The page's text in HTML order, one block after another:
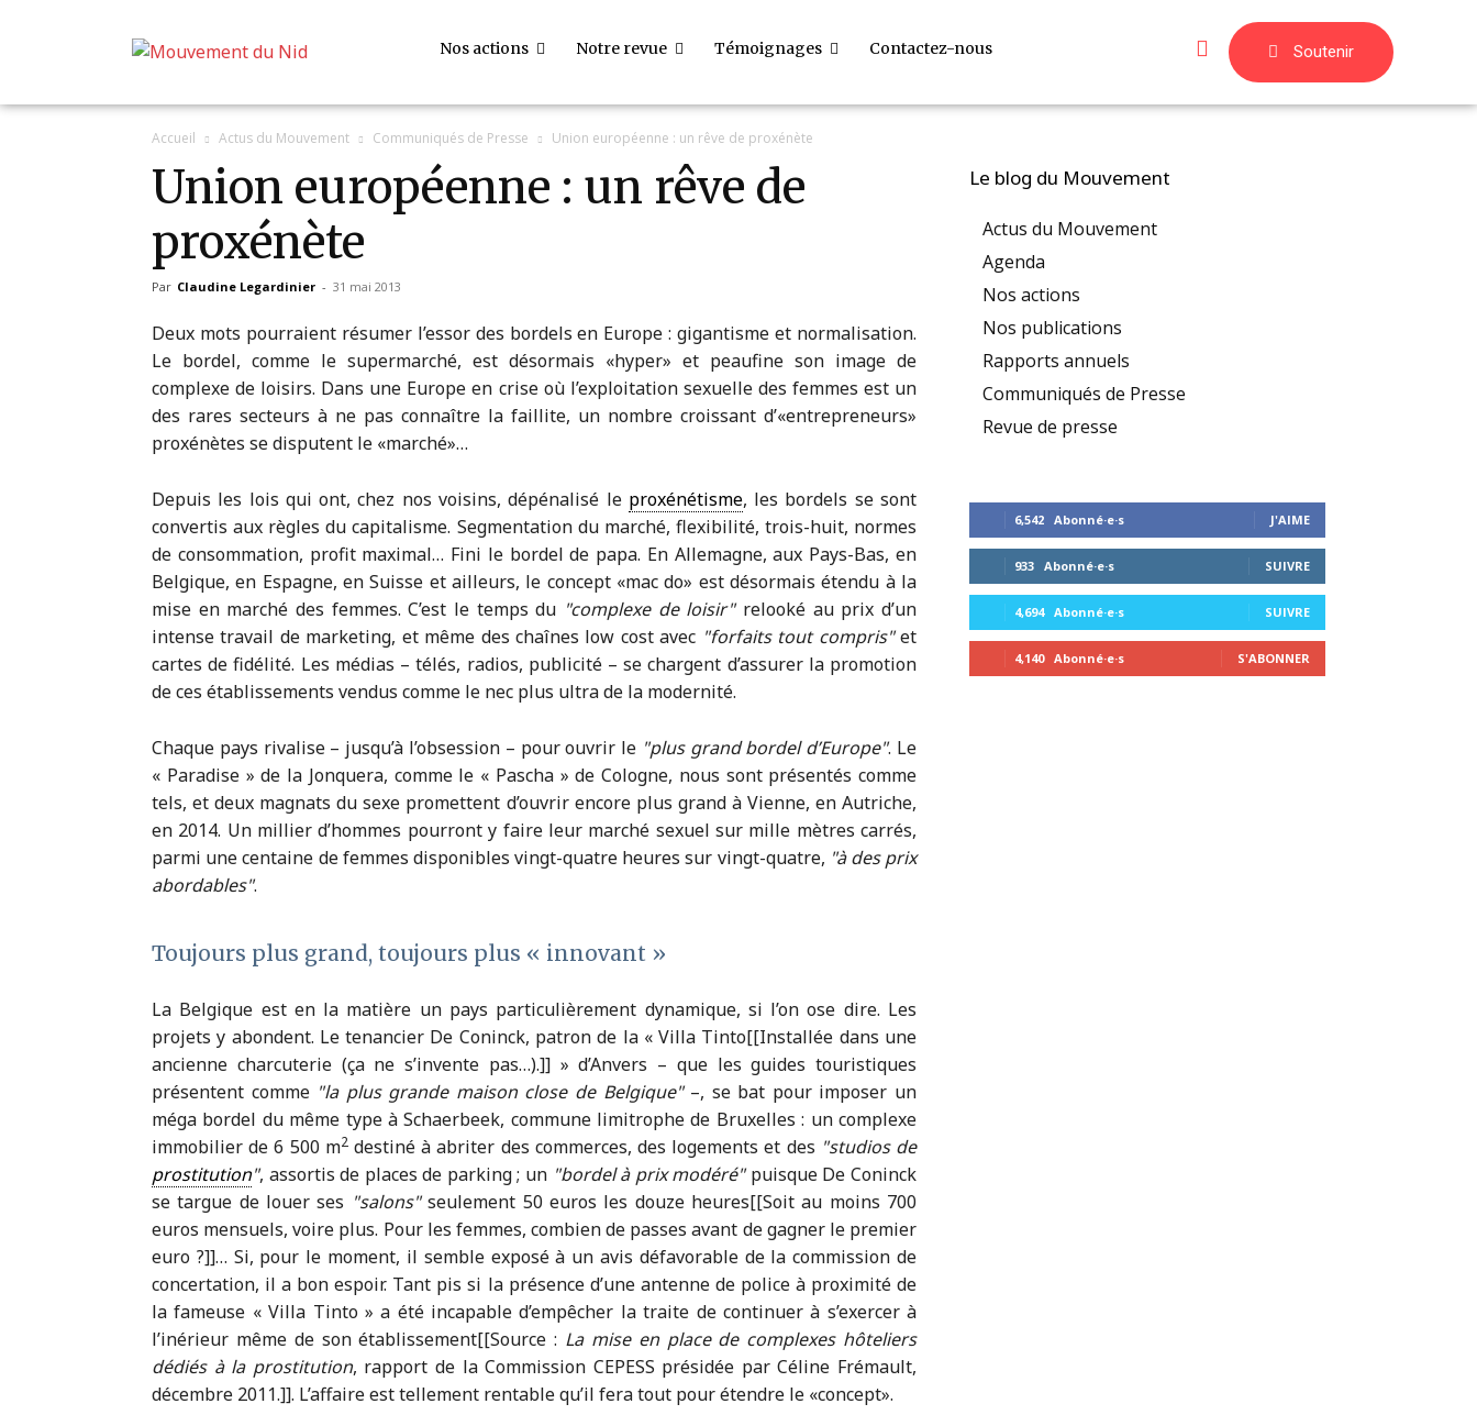
Soutenir
Nos actions Notre revue Témoignages Contactez-nous
Accueil Actus du Mouvement Communiqués de Presse Union européenne : un rêve de proxénète
Union européenne : un rêve de
proxénète
Par Claudine Legardinier - 31 mai 2013
Deux mots pourraient résumer l’essor des bordels en Europe : gigantisme et normalisation.
Le bordel, comme le supermarché, est désormais «hyper» et peaufine son image de
complexe de loisirs. Dans une Europe en crise où l’exploitation sexuelle des femmes est un
des rares secteurs à ne pas connaître la faillite, un nombre croissant d’«entrepreneurs»
proxénètes se disputent le «marché»…
Depuis les lois qui ont, chez nos voisins, dépénalisé le proxénétisme, les bordels se sont
convertis aux règles du capitalisme. Segmentation du marché, flexibilité, trois-huit, normes
de consommation, profit maximal… Fini le bordel de papa. En Allemagne, aux Pays-Bas, en
Belgique, en Espagne, en Suisse et ailleurs, le concept «mac do» est désormais étendu à la
mise en marché des femmes. C’est le temps du complexe de loisir relooké au prix d’un
intense travail de marketing, et même des chaînes low cost avec forfaits tout compris et
cartes de fidélité. Les médias – télés, radios, publicité – se chargent d’assurer la promotion
de ces établissements vendus comme le nec plus ultra de la modernité.
Chaque pays rivalise – jusqu’à l’obsession – pour ouvrir le plus grand bordel d’Europe . Le
« Paradise » de la Jonquera, comme le « Pascha » de Cologne, nous sont présentés comme
tels, et deux magnats du sexe promettent d’ouvrir encore plus grand à Vienne, en Autriche,
en 2014. Un millier d’hommes pourront y faire leur marché sexuel sur mille mètres carrés,
parmi une centaine de femmes disponibles vingt-quatre heures sur vingt-quatre, à des prix
abordables .
Toujours plus grand, toujours plus « innovant »
La Belgique est en la matière un pays particulièrement dynamique, si l’on ose dire. Les
projets y abondent. Le tenancier De Coninck, patron de la « Villa Tinto[[Installée dans une
ancienne charcuterie (ça ne s’invente pas…).]] » d’Anvers – que les guides touristiques
présentent comme la plus grande maison close de Belgique –, se bat pour imposer un
méga bordel du même type à Schaerbeek, commune limitrophe de Bruxelles : un complexe
immobilier de 6 500 m2destiné à abriter des commerces, des logements et des studios de
prostitution , assortis de places de parking ; un bordel à prix modéré puisque De Coninck
se targue de louer ses
salons seulement 50 euros les douze heures[[Soit au moins 700
euros mensuels, voire plus. Pour les femmes, combien de passes avant de gagner le premier
euro ?]]… Si, pour le moment, il semble exposé à un avis défavorable de la commission de
concertation, il a bon espoir. Tant pis si la présence d’une antenne de police à proximité de
la fameuse « Villa Tinto » a été incapable d’empêcher la traite de continuer à s’exercer à
l’inérieur même de son établissement[[Source : La mise en place de complexes hôteliers
dédiés à la prostitution, rapport de la Commission CEPESS présidée par Céline Frémault,
décembre 2011.]]. L’affaire est tellement rentable qu’il fera tout pour étendre le «concept».
Le blog du Mouvement
Actus du Mouvement
Agenda
Nos actions
Nos publications
Rapports annuels
Communiqués de Presse
Revue de presse
6,542 Abonné·e·s J'AIME
933 Abonné·e·s SUIVRE
4,694 Abonné·e·s SUIVRE
4,140 Abonné·e·s S'ABONNER